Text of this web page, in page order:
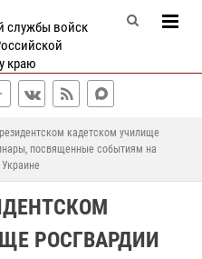
службы войск
краю
кадетском училище
посвященные событиям на
РОСГВАРДИИ